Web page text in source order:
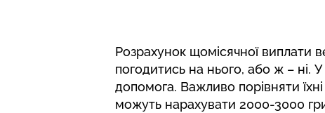
Розрахунок щомісячної виплати
погодитись на нього, або ж – ні.
допомога. Важливо порівняти
можуть нарахувати 2000-3000